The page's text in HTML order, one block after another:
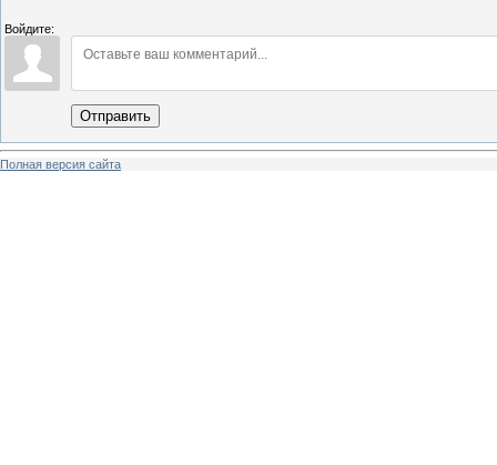
Войдите:
Отправить
Полная версия сайта